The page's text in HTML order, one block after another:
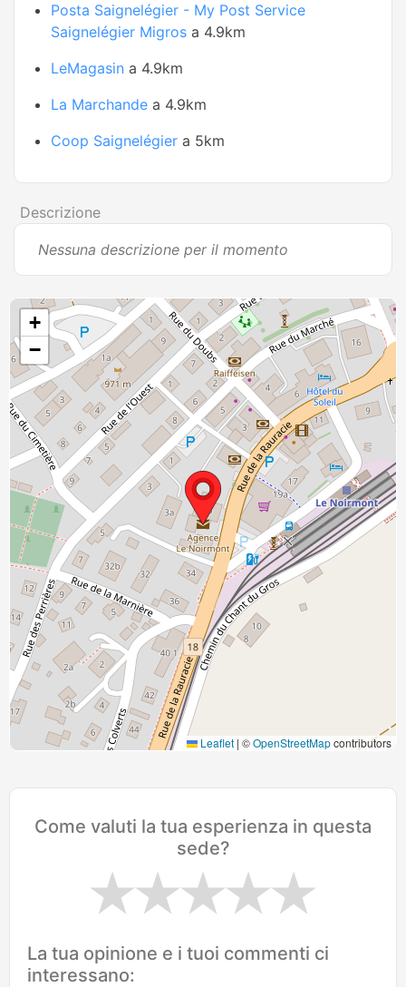
Posta Saignelégier - My Post Service
Saignelégier Migros a 4.9km
LeMagasin a 4.9km
La Marchande a 4.9km
Coop Saignelégier a 5km
Descrizione
Nessuna descrizione per il momento
+
−
Leaflet | ©OpenStreetMapcontributors
Come valuti la tua esperienza in questa
sede?
La tua opinione e i tuoi commenti ci
interessano: